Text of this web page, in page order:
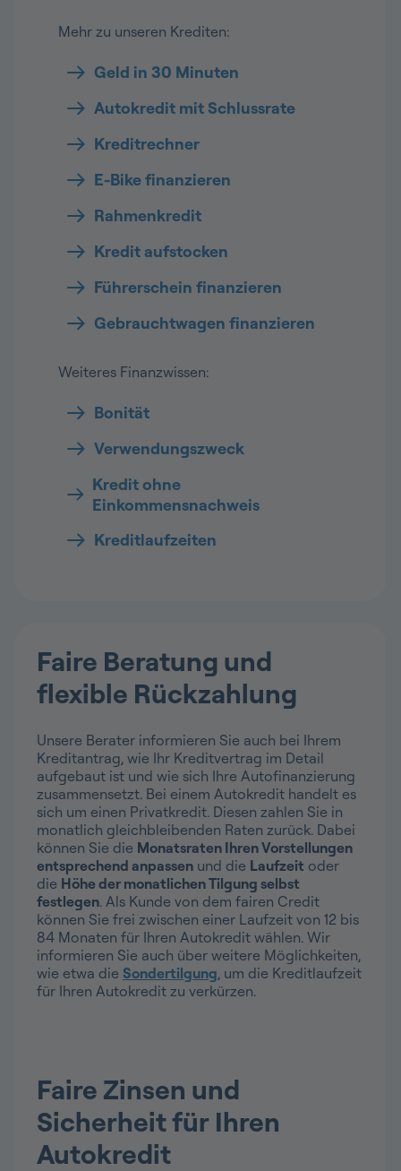
Mehr zu unseren Krediten:
Geld in 30 Minuten
Autokredit mit Schlussrate
Kreditrechner
E-Bike finanzieren
Rahmenkredit
Kredit aufstocken
Führerschein finanzieren
Gebrauchtwagen finanzieren
Weiteres Finanzwissen:
Bonität
Verwendungszweck
Kredit ohne
Einkommensnachweis
Kreditlaufzeiten
Faire Beratung und
flexible Rückzahlung
Unsere Berater informieren Sie auch bei Ihrem
Kreditantrag, wie Ihr Kreditvertrag im Detail
aufgebaut ist und wie sich Ihre Autofinanzierung
zusammensetzt. Bei einem Autokredit handelt es
sich um einen Privatkredit. Diesen zahlen Sie in
monatlich gleichbleibenden Raten zurück. Dabei
können Sie die Monatsraten Ihren Vorstellungen
entsprechend anpassen und die Laufzeit oder
die Höhe der monatlichen Tilgung selbst
festlegen. Als Kunde von dem fairen Credit
können Sie frei zwischen einer Laufzeit von 12 bis
84 Monaten für Ihren Autokredit wählen. Wir
informieren Sie auch über weitere Möglichkeiten,
wie etwa die Sondertilgung, um die Kreditlaufzeit
für Ihren Autokredit zu verkürzen.
Faire Zinsen und
Sicherheit für Ihren
Autokredit